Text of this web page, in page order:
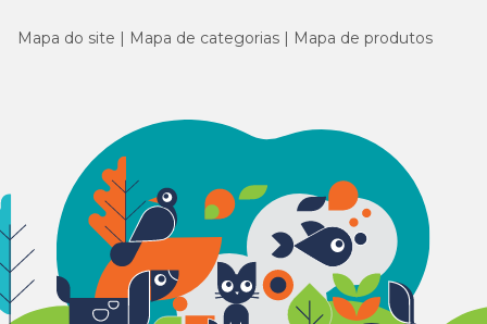
Mapa do site Mapa de categorias Mapa de produtos